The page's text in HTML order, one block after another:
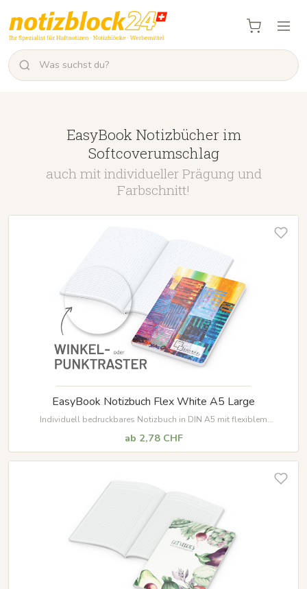
EasyBook Notizbücher im
Softcoverumschlag
auch mit individueller Prägung und
Farbschnitt!
EasyBook Notizbuch Flex White A5 Large
Individuell bedruckbares Notizbuch in DIN A5 mit flexiblem
Mikroperforation zum einfachen Heraustrennen.
ab 2,78 CHF